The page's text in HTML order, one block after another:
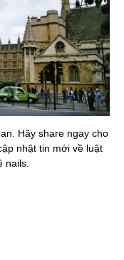
Hãy share ngay cho
nhật tin mới về luật
nails.